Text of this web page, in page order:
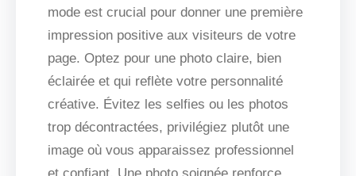
mode est crucial pour donner une première
impression positive aux visiteurs de votre
page. Optez pour une photo claire, bien
éclairée et qui reflète votre personnalité
créative. Évitez les selfies ou les photos
trop décontractées, privilégiez plutôt une
image où vous apparaissez professionnel
et confiant. Une photo soignée renforce